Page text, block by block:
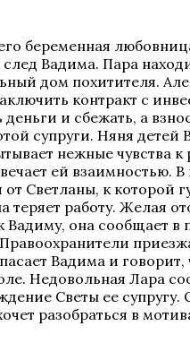
беременная
след Вадима. Пара
дом похитителя.
контракт с
деньги и сбежать, а
супруги. Няня детей
нежные чувства к
ей взаимностью. В
от Светланы, к которой
теряет работу. Желая
Вадиму, она сообщает
Вадима и говорит,
Недовольная Лара
Светы ее супругу.
разобраться в